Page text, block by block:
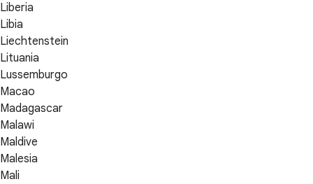
Liberia
Libia
Liechtenstein
Lituania
Lussemburgo
Macao
Madagascar
Malawi
Maldive
Malesia
Mali